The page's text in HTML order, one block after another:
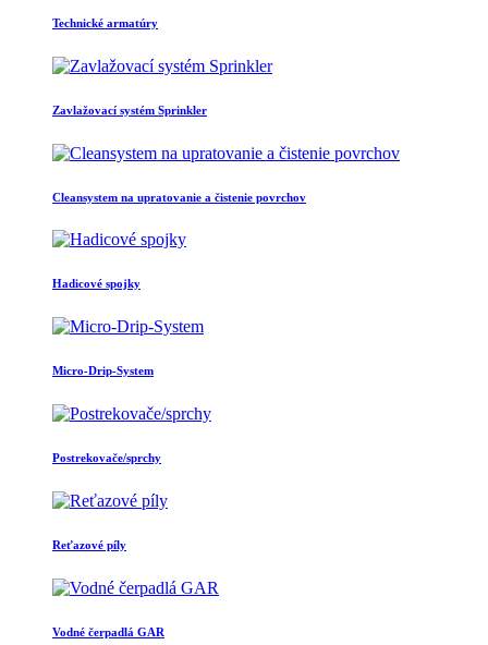
Technické armatúry
Zavlažovací systém Sprinkler
Cleansystem na upratovanie a čistenie povrchov
Hadicové spojky
Micro-Drip-System
Postrekovače/sprchy
Reťazové píly
Vodné čerpadlá GAR